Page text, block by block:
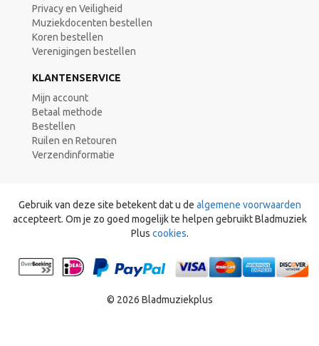
Privacy en Veiligheid
Muziekdocenten bestellen
Koren bestellen
Verenigingen bestellen
KLANTENSERVICE
Mijn account
Betaal methode
Bestellen
Ruilen en Retouren
Verzendinformatie
Gebruik van deze site betekent dat u de algemene voorwaarden
accepteert. Om je zo goed mogelijk te helpen gebruikt Bladmuziek
Plus cookies.
© 2026 Bladmuziekplus